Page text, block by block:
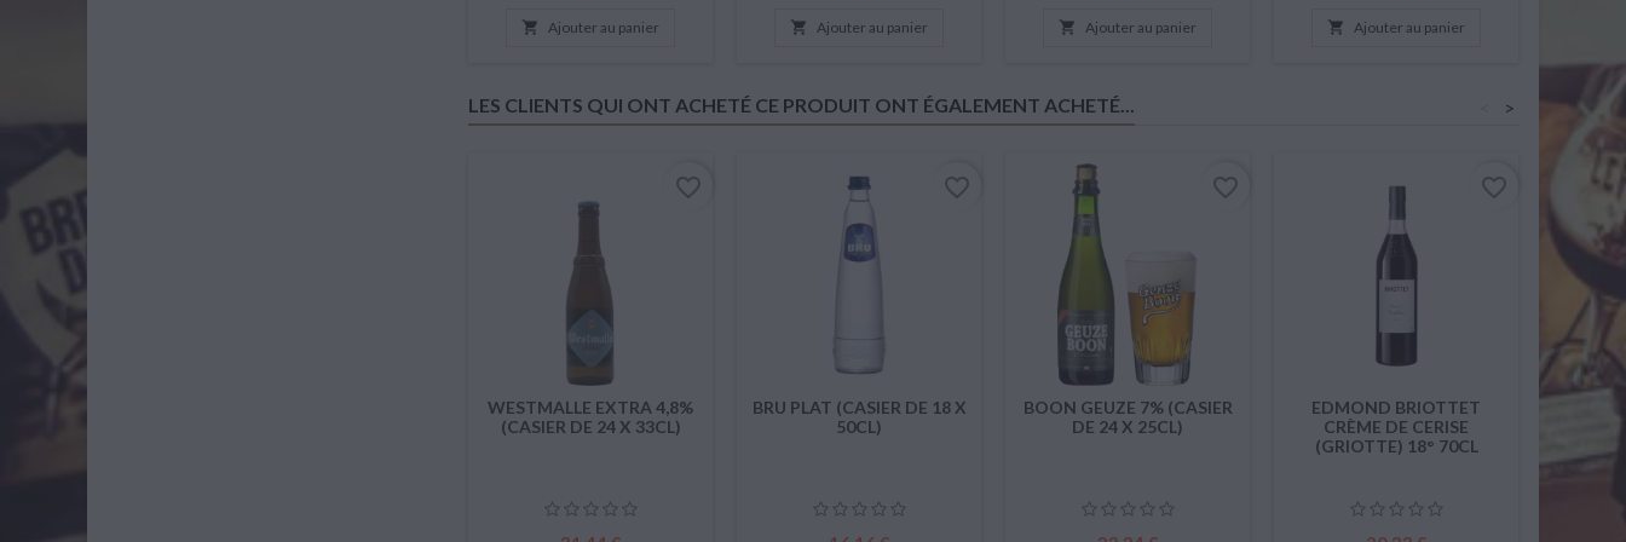
 Ajouter au panier  Ajouter au panier  Ajouter au panier  Ajouter au panier
LES CLIENTS QUI ONT ACHETÉ CE PRODUIT ONT ÉGALEMENT ACHETÉ... >
WESTMALLE EXTRA 4,8%
(CASIER DE 24 X 33CL)
favorite_border
BRU PLAT (CASIER DE 18 X
50CL)
favorite_border
BOON GEUZE 7% (CASIER
DE 24 X 25CL)
favorite_border
EDMOND BRIOTTET
CRÈME DE CERISE
(GRIOTTE) 18° 70CL
favorite_border